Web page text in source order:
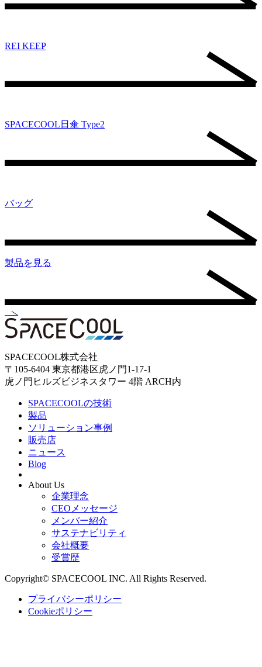
REI KEEP
SPACECOOL日傘 Type2
バッグ
製品を見る
SPACECOOL株式会社
〒105-6404 東京都港区虎ノ門1-17-1
虎ノ門ヒルズビジネスタワー 4階 ARCH内
SPACECOOLの技術
製品
ソリューション事例
販売店
ニュース
Blog
About Us
企業理念
CEOメッセージ
メンバー紹介
サステナビリティ
会社概要
受賞歴
Copyright© SPACECOOL INC. All Rights Reserved.
プライバシーポリシー
Cookieポリシー